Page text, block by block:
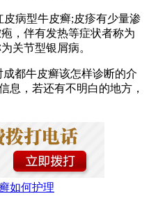
病型牛皮癣;皮疹有少量渗
，伴有发热等症状者称为
关节型银屑病。
都牛皮癣该怎样诊断的介
息，若还有不明白的地方，
如何护理